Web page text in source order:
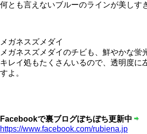
何とも言えないブルーのラインが美しす
メガネスズメダイ
メガネスズメダイのチビも、鮮やかな蛍
キレイ処もたくさんいるので、透明度に
すよ。
Facebookで裏ブログぼちぼち更新中
https://www.facebook.com/rubiena.jp